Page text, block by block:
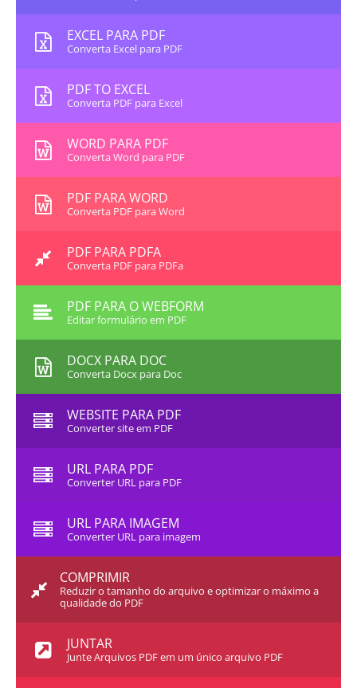
EXCEL PARA PDF
Converta Excel para PDF
PDF TO EXCEL
Converta PDF para Excel
WORD PARA PDF
Converta Word para PDF
PDF PARA WORD
Converta PDF para Word
PDF PARA PDFA
Converta PDF para PDFa
PDF PARA O WEBFORM
Editar formulário em PDF
DOCX PARA DOC
Converta Docx para Doc
WEBSITE PARA PDF
Converter site em PDF
URL PARA PDF
Converter URL para PDF
URL PARA IMAGEM
Converter URL para imagem
COMPRIMIR
Reduzir o tamanho do arquivo e optimizar o máximo a
qualidade do PDF
JUNTAR
Junte Arquivos PDF em um único arquivo PDF